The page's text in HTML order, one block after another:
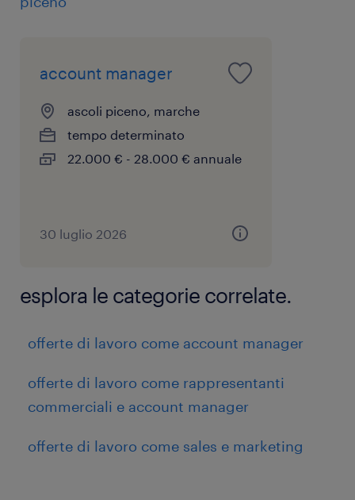
capire se è in linea
account manager
ascoli piceno, marche
tempo determinato
22.000 € - 28.000 € annuale
30 luglio 2026
esplora le categorie correlate.
offerte di lavoro come account manager
offerte di lavoro come rappresentanti
commerciali e account manager
offerte di lavoro come sales e marketing